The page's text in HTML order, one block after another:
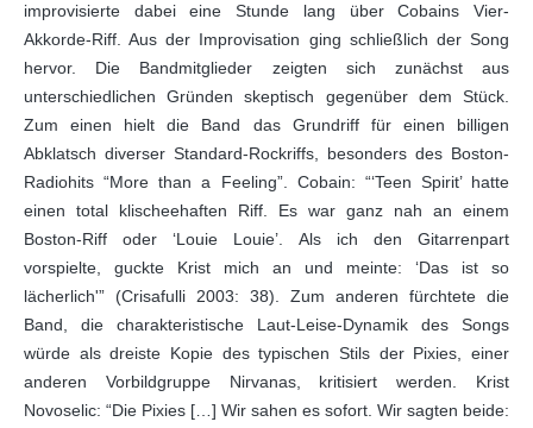
improvisierte dabei eine Stunde lang über Cobains Vier-
Akkorde-Riff. Aus der Improvisation ging schließlich der Song
hervor. Die Bandmitglieder zeigten sich zunächst aus
unterschiedlichen Gründen skeptisch gegenüber dem Stück.
Zum einen hielt die Band das Grundriff für einen billigen
Abklatsch diverser Standard-Rockriffs, besonders des Boston-
Radiohits “More than a Feeling”. Cobain: “‘Teen Spirit’ hatte
einen total klischeehaften Riff. Es war ganz nah an einem
Boston-Riff oder ‘Louie Louie’. Als ich den Gitarrenpart
vorspielte, guckte Krist mich an und meinte: ‘Das ist so
lächerlich'” (Crisafulli 2003: 38). Zum anderen fürchtete die
Band, die charakteristische Laut-Leise-Dynamik des Songs
würde als dreiste Kopie des typischen Stils der Pixies, einer
anderen Vorbildgruppe Nirvanas, kritisiert werden. Krist
Novoselic: “Die Pixies […] Wir sahen es sofort. Wir sagten beide: